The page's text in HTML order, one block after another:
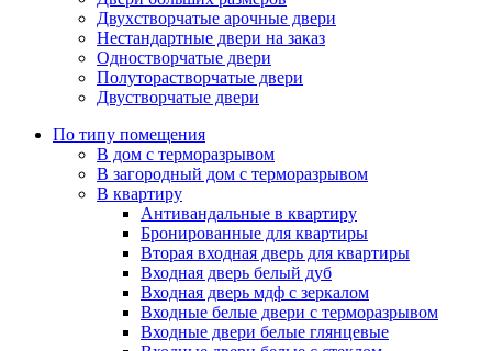
Двухстворчатые арочные двери
Нестандартные двери на заказ
Одностворчатые двери
Полуторастворчатые двери
Двустворчатые двери
По типу помещения
В дом с терморазрывом
В загородный дом с терморазрывом
В квартиру
Антивандальные в квартиру
Бронированные для квартиры
Вторая входная дверь для квартиры
Входная дверь белый дуб
Входная дверь мдф с зеркалом
Входные белые двери с терморазрывом
Входные двери белые глянцевые